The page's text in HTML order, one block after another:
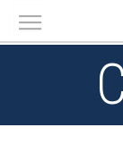
Main menu